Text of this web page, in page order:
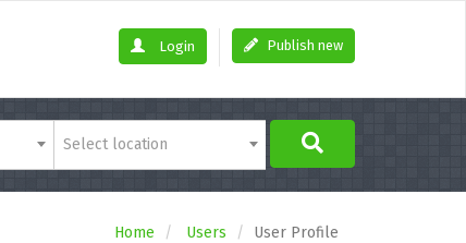
Publish new
Login
Select location
Home Users User Profile